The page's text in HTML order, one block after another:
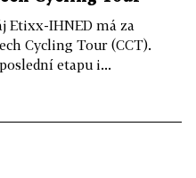
Etixx-IHNED má za
Cycling Tour (CCT).
etapu i...